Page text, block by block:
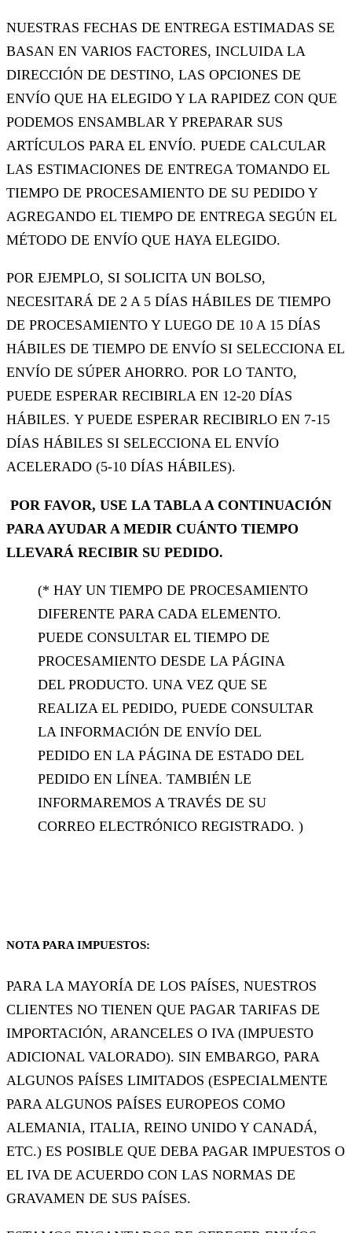
NUESTRAS FECHAS DE ENTREGA ESTIMADAS SE
BASAN EN VARIOS FACTORES, INCLUIDA LA
DIRECCIÓN DE DESTINO, LAS OPCIONES DE
ENVÍO QUE HA ELEGIDO Y LA RAPIDEZ CON QUE
PODEMOS ENSAMBLAR Y PREPARAR SUS
ARTÍCULOS PARA EL ENVÍO. PUEDE CALCULAR
LAS ESTIMACIONES DE ENTREGA TOMANDO EL
TIEMPO DE PROCESAMIENTO DE SU PEDIDO Y
AGREGANDO EL TIEMPO DE ENTREGA SEGÚN EL
MÉTODO DE ENVÍO QUE HAYA ELEGIDO.
POR EJEMPLO, SI SOLICITA UN BOLSO,
NECESITARÁ DE 2 A 5 DÍAS HÁBILES DE TIEMPO
DE PROCESAMIENTO Y LUEGO DE 10 A 15 DÍAS
HÁBILES DE TIEMPO DE ENVÍO SI SELECCIONA EL
ENVÍO DE SÚPER AHORRO. POR LO TANTO,
PUEDE ESPERAR RECIBIRLA EN 12-20 DÍAS
HÁBILES. Y PUEDE ESPERAR RECIBIRLO EN 7-15
DÍAS HÁBILES SI SELECCIONA EL ENVÍO
ACELERADO (5-10 DÍAS HÁBILES).
POR FAVOR, USE LA TABLA A CONTINUACIÓN
PARA AYUDAR A MEDIR CUÁNTO TIEMPO
LLEVARÁ RECIBIR SU PEDIDO.
(* HAY UN TIEMPO DE PROCESAMIENTO
DIFERENTE PARA CADA ELEMENTO.
PUEDE CONSULTAR EL TIEMPO DE
PROCESAMIENTO DESDE LA PÁGINA
DEL PRODUCTO. UNA VEZ QUE SE
REALIZA EL PEDIDO, PUEDE CONSULTAR
LA INFORMACIÓN DE ENVÍO DEL
PEDIDO EN LA PÁGINA DE ESTADO DEL
PEDIDO EN LÍNEA. TAMBIÉN LE
INFORMAREMOS A TRAVÉS DE SU
CORREO ELECTRÓNICO REGISTRADO. )
NOTA PARA IMPUESTOS:
PARA LA MAYORÍA DE LOS PAÍSES, NUESTROS
CLIENTES NO TIENEN QUE PAGAR TARIFAS DE
IMPORTACIÓN, ARANCELES O IVA (IMPUESTO
ADICIONAL VALORADO). SIN EMBARGO, PARA
ALGUNOS PAÍSES LIMITADOS (ESPECIALMENTE
PARA ALGUNOS PAÍSES EUROPEOS COMO
ALEMANIA, ITALIA, REINO UNIDO Y CANADÁ,
ETC.) ES POSIBLE QUE DEBA PAGAR IMPUESTOS O
EL IVA DE ACUERDO CON LAS NORMAS DE
GRAVAMEN DE SUS PAÍSES.